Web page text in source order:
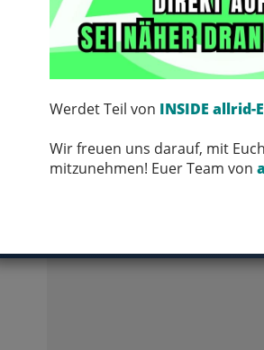
Werdet Teil von INSIDE allrid-E
Wir freuen uns darauf, mit
mitzunehmen! Euer Team von
23,99 EUR
1 Ergebnisse